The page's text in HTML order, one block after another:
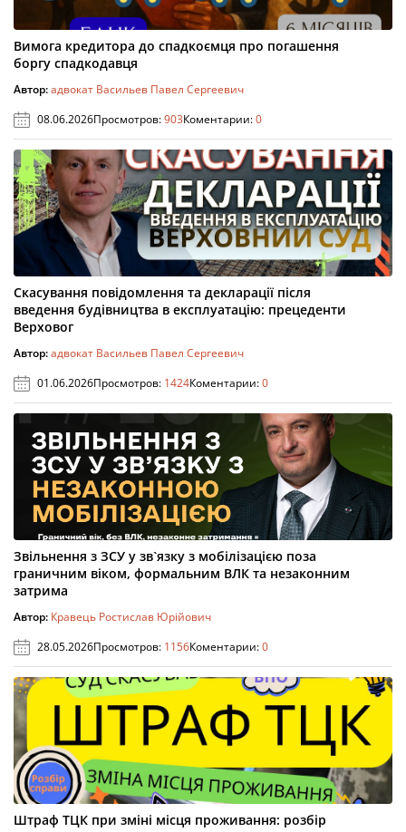
Вимога кредитора до спадкоємця про погашення
боргу спадкодавця
Автор:адвокат Васильев Павел Сергеевич
08.06.2026Просмотров:903Коментарии:0
Скасування повідомлення та декларації після
введення будівництва в експлуатацію: прецеденти
Верховог
Автор:адвокат Васильев Павел Сергеевич
01.06.2026Просмотров: 1424Коментарии:0
Звільнення з ЗСУ у зв`язку з мобілізацією поза
граничним віком, формальним ВЛК та незаконним
затрима
Автор: Кравець Ростислав Юрійович
28.05.2026Просмотров: 1156Коментарии:0
Штраф ТЦК при зміні місця проживання: розбір